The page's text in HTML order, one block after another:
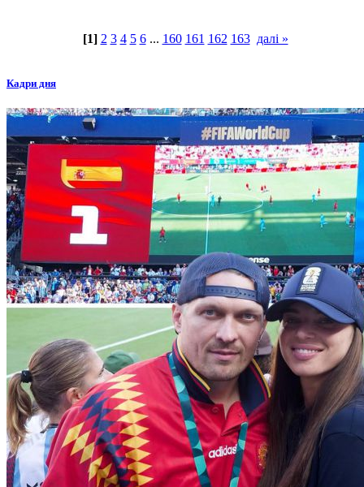
[1] 2 3 4 5 6... 160 161 162 163 далі »
Кадри дня